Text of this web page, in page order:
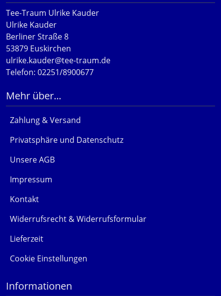
Tee-Traum Ulrike Kauder
Ulrike Kauder
Berliner Straße 8
53879 Euskirchen
ulrike.kauder@tee-traum.de
Telefon: 02251/8900677
Mehr über...
Zahlung & Versand
Privatsphäre und Datenschutz
Unsere AGB
Impressum
Kontakt
Widerrufsrecht & Widerrufsformular
Lieferzeit
Cookie Einstellungen
Informationen